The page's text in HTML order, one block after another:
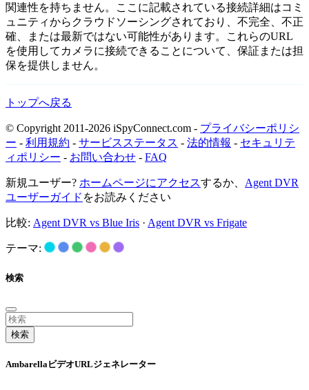
関連性を持ちません。ここに記載されている接続詳細はコミ
ュニティからクラウドソーシングされており、不完全、不正
確、または最新ではない可能性があります。これらのURL
を使用してカメラに接続できることについて、保証または担
保を提供しません。
トップへ戻る
© Copyright 2011-2026 iSpyConnect.com - プライバシーポリシ
ー - 利用規約 - サービスステータス - 法的情報 - セキュリテ
ィポリシー - お問い合わせ - FAQ
新規ユーザー? ホームページにアクセスするか、 Agent DVR
ユーザーガイド をお読みください
比較: Agent DVR vs Blue Iris · Agent DVR vs Frigate
テーマ:
検索
検索
AmbarellaビデオURLジェネレーター